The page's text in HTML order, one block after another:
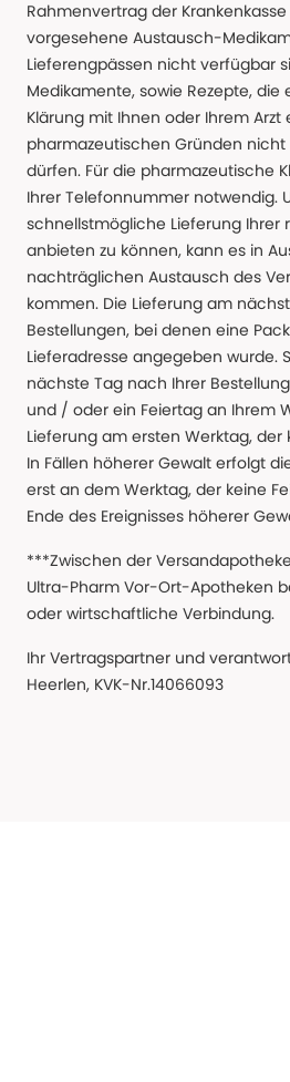
Rahmenvertrag der
vorgesehene Austausch-
Lieferengpässen nicht verfügbar
Medikamente, sowie Rezepte,
Klärung mit Ihnen oder Ihrem
pharmazeutischen Gründen
dürfen. Für die pharmazeutische
Ihrer Telefonnummer notwendig.
schnellstmögliche Lieferung Ihrer
anbieten zu können, kann es in
nachträglichen Austausch des
kommen. Die Lieferung am
Bestellungen, bei denen eine
Lieferadresse angegeben wurde.
nächste Tag nach Ihrer
und / oder ein Feiertag an Ihrem
Lieferung am ersten Werktag, der
In Fällen höherer Gewalt erfolgt
erst an dem Werktag, der keine
Ende des Ereignisses höherer
***Zwischen der
Ultra-Pharm Vor-Ort-Apotheken
oder wirtschaftliche Verbindung.
Ihr Vertragspartner und
Heerlen, KVK-Nr.14066093